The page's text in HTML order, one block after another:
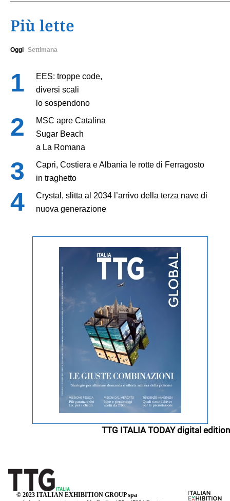
Più lette
Oggi Settimana
EES: troppe code,
diversi scali
lo sospendono
MSC apre Catalina
Sugar Beach
a La Romana
Capri, Costiera e Albania le rotte di Ferragosto
in traghetto
Crystal, slitta al 2034 l’arrivo della terza nave di
nuova generazione
TTG ITALIA TODAY digital edition
© 2023 ITALIAN EXHIBITION GROUP spa